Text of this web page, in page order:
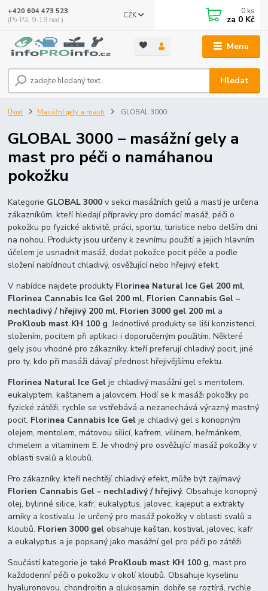
Menu
CZK
Hledat
+420 604 473 523
(Po-Pá, 9-19 hod.)
0 ks
za 0 Kč
Úvod Masážní gely a masti GLOBAL 3000
GLOBAL 3000 – masážní gely a
mast pro péči o namáhanou
pokožku
Kategorie GLOBAL 3000 v sekci masážních gelů a mastí je určena
zákazníkům, kteří hledají přípravky pro domácí masáž, péči o
pokožku po fyzické aktivitě, práci, sportu, turistice nebo delším dni
na nohou. Produkty jsou určeny k zevnímu použití a jejich hlavním
účelem je usnadnit masáž, dodat pokožce pocit péče a podle
složení nabídnout chladivý, osvěžující nebo hřejivý efekt.
V nabídce najdete produkty Florinea Natural Ice Gel 200 ml,
Florinea Cannabis Ice Gel 200 ml, Florien Cannabis Gel –
nechladivý / hřejivý 200 ml, Florien 3000 gel 200 ml a
ProKloub mast KH 100 g. Jednotlivé produkty se liší konzistencí,
složením, pocitem při aplikaci i doporučeným použitím. Některé
gely jsou vhodné pro zákazníky, kteří preferují chladivý pocit, jiné
pro ty, kdo při masáži dávají přednost hřejivějšímu efektu.
Florinea Natural Ice Gel je chladivý masážní gel s mentolem,
eukalyptem, kaštanem a jalovcem. Hodí se k masáži pokožky po
fyzické zátěži, rychle se vstřebává a nezanechává výrazný mastný
pocit. Florinea Cannabis Ice Gel je chladivý gel s konopným
olejem, mentolem, mátovou silicí, kafrem, vilínem, heřmánkem,
chmelem a vitaminem E. Je vhodný pro osvěžující masáž pokožky v
oblasti svalů a kloubů.
Pro zákazníky, kteří nechtějí chladivý efekt, může být zajímavý
Florien Cannabis Gel – nechladivý / hřejivý. Obsahuje konopný
olej, bylinné silice, kafr, eukalyptus, jalovec, kajeput a extrakty
arniky a kostivalu. Je určený pro masáž pokožky v oblasti svalů a
kloubů. Florien 3000 gel obsahuje kaštan, kostival, jalovec, kafr
a eukalyptus a je popsaný jako masážní gel pro péči po zátěži.
Součástí kategorie je také ProKloub mast KH 100 g, mast pro
každodenní péči o pokožku v okolí kloubů. Obsahuje kyselinu
hyaluronovou, chondroitin a glukosamin, dobře se roztírá, rychle